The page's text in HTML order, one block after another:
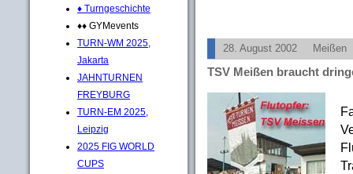
♦ Turngeschichte
♦♦ GYMevents
TURN-WM 2025,
Jakarta
JAHNTURNEN
FREYBURG
TURN-EM 2025,
Leipzig
2025 FIG WORLD
CUPS
28. August 2002 Meißen
TSV Meißen braucht